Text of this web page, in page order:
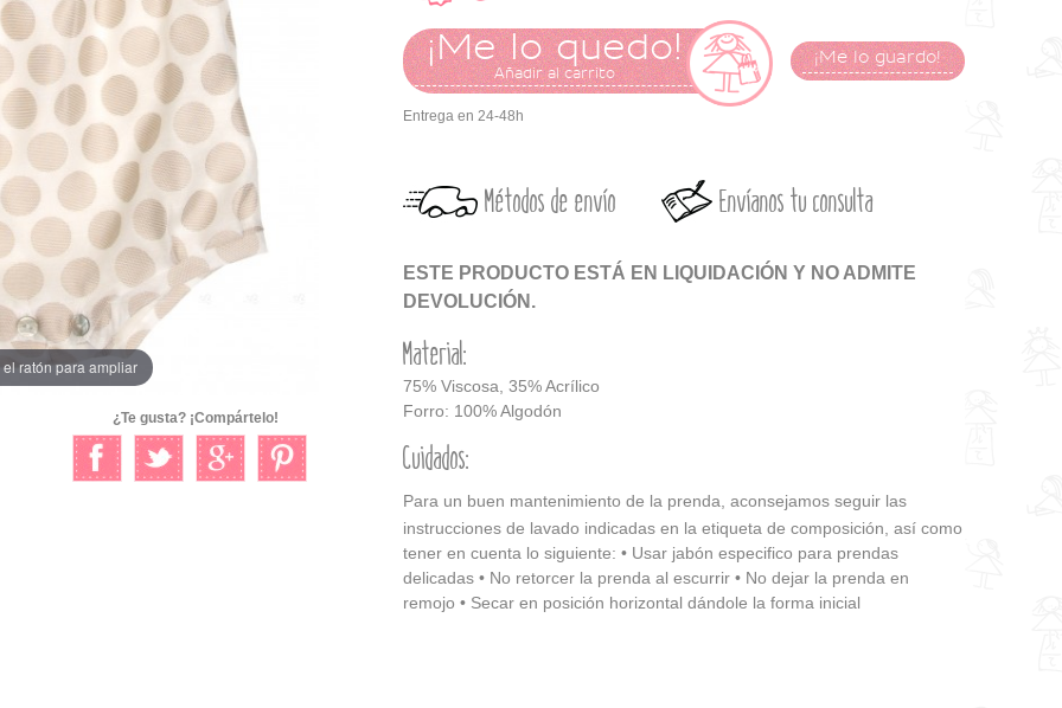
el ratón para ampliar
¿Te gusta? ¡Compártelo!
¡Me lo quedo!
Añadir al carrito
¡Me lo guardo!
Entrega en 24-48h
Métodos de envío Envíanos tu consulta
ESTE PRODUCTO ESTÁ EN LIQUIDACIÓN Y NO ADMITE
DEVOLUCIÓN.
Material:
75% Viscosa, 35% Acrílico
Forro: 100% Algodón
Cuidados:
Para un buen mantenimiento de la prenda, aconsejamos seguir las
instrucciones de lavado indicadas en la etiqueta de composición, así como
tener en cuenta lo siguiente: • Usar jabón especifico para prendas
delicadas • No retorcer la prenda al escurrir • No dejar la prenda en
remojo • Secar en posición horizontal dándole la forma inicial